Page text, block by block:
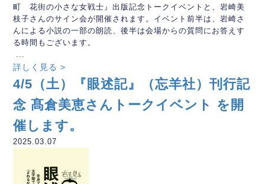
町 花街の小さな女戦士』出版記念トークイベントと、岩崎美
枝子さんのサイン会が開催されます。イベント前半は、岩崎さ
んによる小説の一部の朗読、後半は会場からの質問にお答えす
る時間もございます。
詳しく見る >
4/5（土）『眼述記』（忘羊社）刊行記
念 髙倉美恵さんトークイベント を開
催します。
2025.03.07